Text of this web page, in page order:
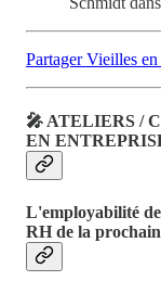
Partager Vieilles en
🎤 ATELIERS /
EN
L'employabilité
RH de la